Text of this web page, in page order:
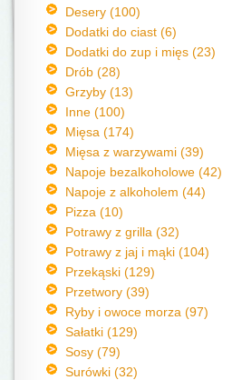
Desery (100)
Dodatki do ciast (6)
Dodatki do zup i mięs (23)
Drób (28)
Grzyby (13)
Inne (100)
Mięsa (174)
Mięsa z warzywami (39)
Napoje bezalkoholowe (42)
Napoje z alkoholem (44)
Pizza (10)
Potrawy z grilla (32)
Potrawy z jaj i mąki (104)
Przekąski (129)
Przetwory (39)
Ryby i owoce morza (97)
Sałatki (129)
Sosy (79)
Surówki (32)